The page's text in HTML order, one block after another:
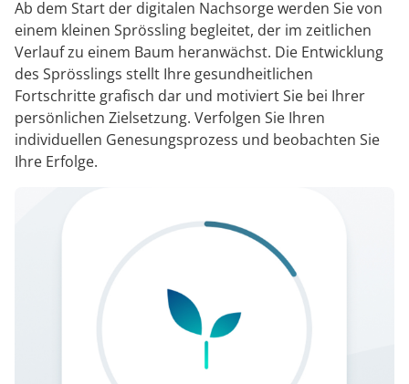
Ab dem Start der digitalen Nachsorge werden Sie von
einem kleinen Sprössling begleitet, der im zeitlichen
Verlauf zu einem Baum heranwächst. Die Entwicklung
des Sprösslings stellt Ihre gesundheitlichen
Fortschritte grafisch dar und motiviert Sie bei Ihrer
persönlichen Zielsetzung. Verfolgen Sie Ihren
individuellen Genesungsprozess und beobachten Sie
Ihre Erfolge.